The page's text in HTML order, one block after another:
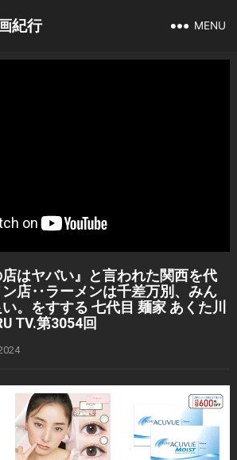
紀行 MENU
はヤバい』と言われた関西を代
店‥ラーメンは千差万別、みん
。をすする 七代目 麺家 あくた川
TV.第3054回